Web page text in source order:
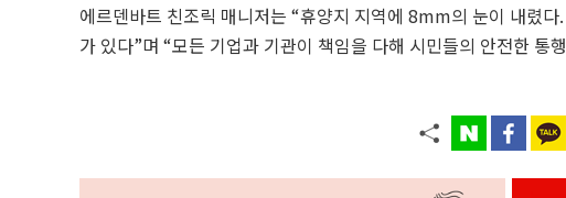
에르덴바트 친조릭 매니저는 “휴양지 지역에 8mm의 눈이 내렸
가 있다”며 “모든 기업과 기관이 책임을 다해 시민들의 안전한 통